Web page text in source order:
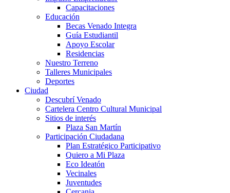
Capacitaciones
Educación
Becas Venado Integra
Guía Estudiantil
Apoyo Escolar
Residencias
Nuestro Terreno
Talleres Municipales
Deportes
Ciudad
Descubrí Venado
Cartelera Centro Cultural Municipal
Sitios de interés
Plaza San Martín
Participación Ciudadana
Plan Estratégico Participativo
Quiero a Mi Plaza
Eco Ideatón
Vecinales
Juventudes